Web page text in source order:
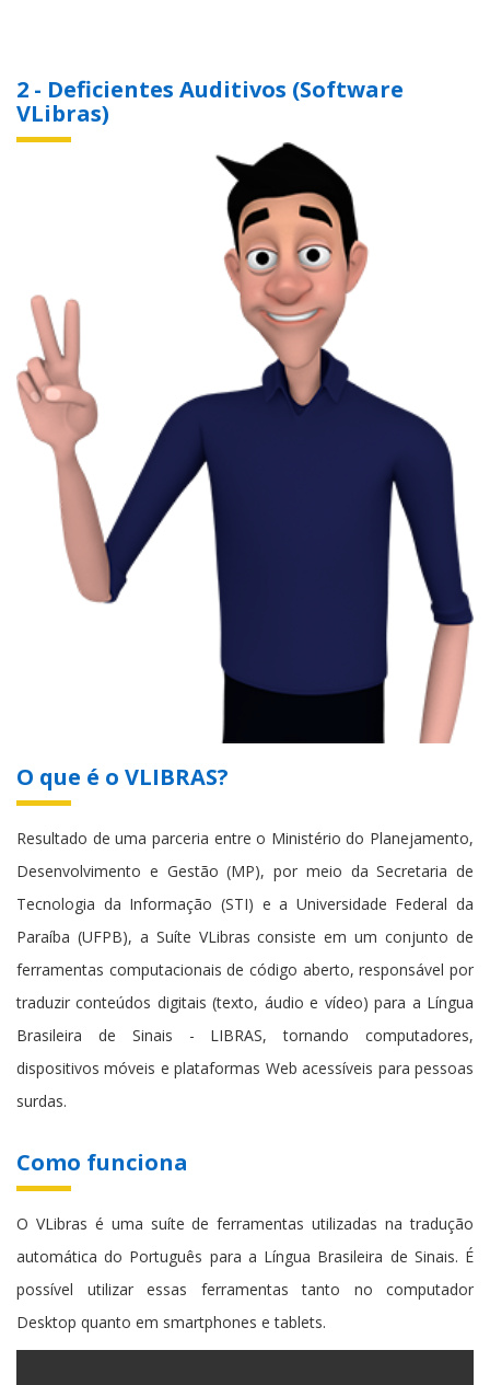
2 - Deficientes Auditivos (Software
VLibras)
O que é o VLIBRAS?
Resultado de uma parceria entre o Ministério do Planejamento,
Desenvolvimento e Gestão (MP), por meio da Secretaria de
Tecnologia da Informação (STI) e a Universidade Federal da
Paraíba (UFPB), a Suíte VLibras consiste em um conjunto de
ferramentas computacionais de código aberto, responsável por
traduzir conteúdos digitais (texto, áudio e vídeo) para a Língua
Brasileira de Sinais - LIBRAS, tornando computadores,
dispositivos móveis e plataformas Web acessíveis para pessoas
surdas.
Como funciona
O VLibras é uma suíte de ferramentas utilizadas na tradução
automática do Português para a Língua Brasileira de Sinais. É
possível utilizar essas ferramentas tanto no computador
Desktop quanto em smartphones e tablets.